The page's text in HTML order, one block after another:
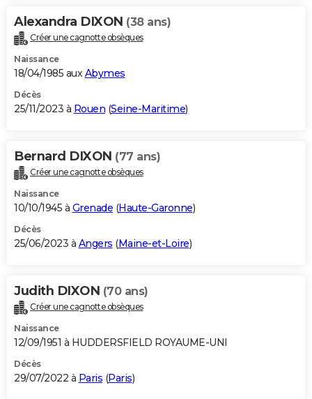
Alexandra DIXON (38 ans)
Créer une cagnotte obsèques
Naissance
18/04/1985 auxAbymes
Décès
25/11/2023 à Rouen (Seine-Maritime)
Bernard DIXON (77 ans)
Créer une cagnotte obsèques
Naissance
10/10/1945 à Grenade (Haute-Garonne)
Décès
25/06/2023 à Angers (Maine-et-Loire)
Judith DIXON (70 ans)
Créer une cagnotte obsèques
Naissance
12/09/1951 à HUDDERSFIELD ROYAUME-UNI
Décès
29/07/2022 à Paris (Paris)